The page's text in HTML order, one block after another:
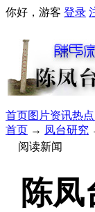
你好，游客 登录
首页图片资讯热
首页 → 凤台研究
阅读新闻
陈